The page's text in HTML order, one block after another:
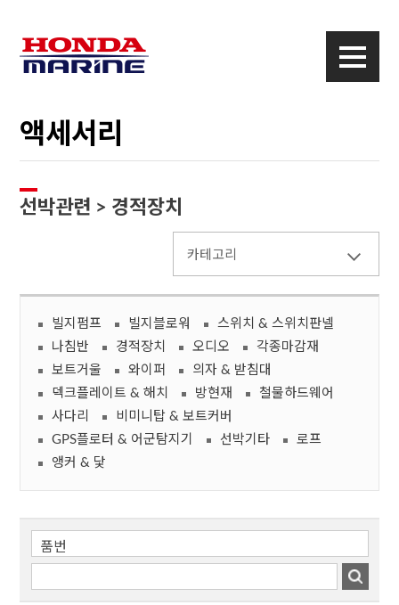
액세서리
선박관련 > 경적장치
카테고리
빌지펌프 빌지블로워
스위치 & 스위치판넬
나침반
경적장치 오디오
각종마감재
보트거울
와이퍼
의자 & 받침대
덱크플레이트 & 해치
방현재
철물하드웨어
사다리
비미니탑 & 보트커버
GPS플로터 & 어군탐지기
선박기타
로프
앵커 & 닻